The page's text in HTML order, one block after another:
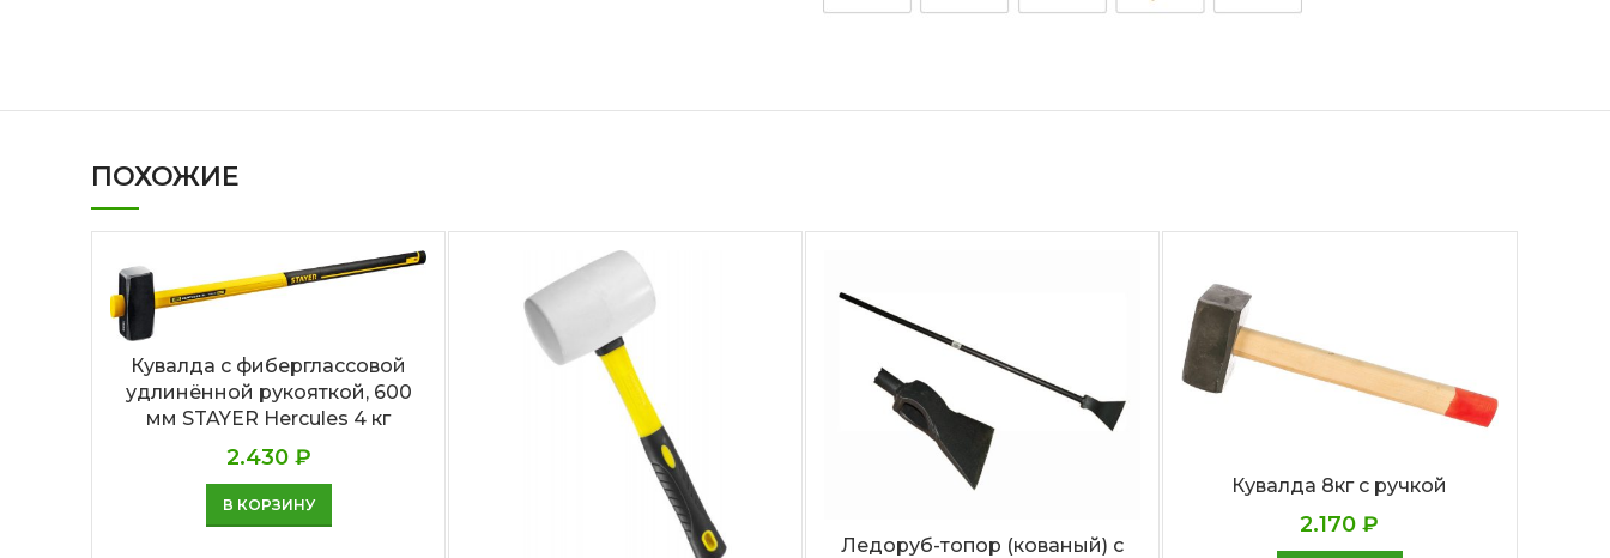
ПОХОЖИЕ
Кувалда с фиберглассовой
удлинённой рукояткой, 600
мм STAYER Hercules 4 кг
2.430 ₽
В КОРЗИНУ
Ледоруб-топор (кованый) с
Кувалда 8кг с ручкой
2.170₽